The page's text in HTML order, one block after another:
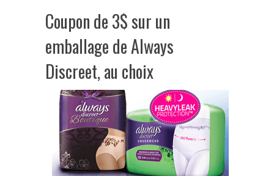
Coupon de 3$ sur un
emballage de Always
Discreet, au choix